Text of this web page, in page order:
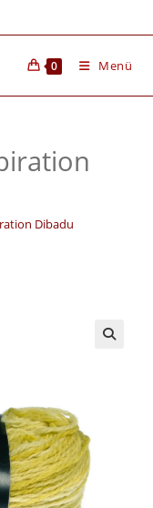
0 Menü
Dibadu